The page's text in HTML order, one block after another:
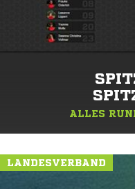
ALLES
LANDESVERBAND